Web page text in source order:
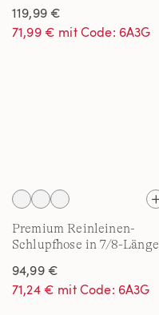
119,99 €
71,99 € mit Code: 6A3G
Premium Reinleinen-
Schlupfhose in 7/8-Länge
94,99 €
71,24 € mit Code: 6A3G